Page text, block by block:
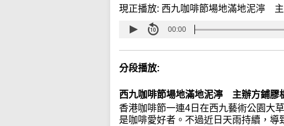
現正播放: 西九咖啡節場地滿地泥濘
00:00
分段播放:
西九咖啡節場地滿地泥濘 主辦方鋪膠
香港咖啡節一連4日在西九藝術公園大
是咖啡愛好者。不過近日天雨持續，